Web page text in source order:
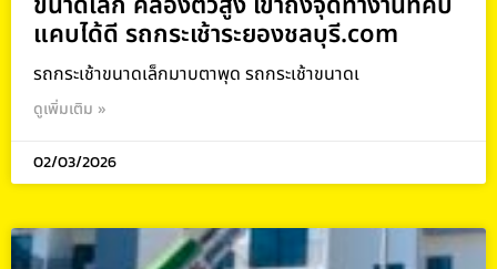
แคบได้ดี รถกระเช้าระยองชลบุรี.com
รถกระเช้าขนาดเล็กมาบตาพุด รถกระเช้าขนาดเ
ดูเพิ่มเติม »
02/03/2026